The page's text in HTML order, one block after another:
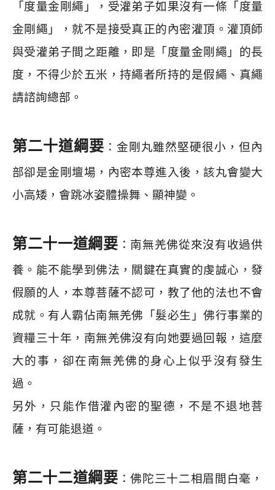
「度量金剛繩」，受灌弟子如果沒有一條「度量
金剛繩」，就不是接受真正的內密灌頂。灌頂師
與受灌弟子間之距離，即是「度量金剛繩」的長
度，不得少於五米，持繩者所持的是假繩、真繩
請諮詢總部。
第二十道綱要 ：金剛丸雖然堅硬很小，但內
部卻是金剛壇場，內密本尊進入後，該丸會變大
小高矮，會跳冰姿體操舞、顯神變。
第二十一道綱要 ：南無羌佛從來沒有收過供
養。能不能學到佛法，關鍵在真實的虔誠心，發
假願的人，本尊菩薩不認可，教了他的法也不會
成就。有人霸佔南無羌佛「髮必生」佛行事業的
資糧三十年，南無羌佛沒有向她要過回報，這麼
大的事，卻在南無羌佛的身心上似乎沒有發生
過。
另外，只能作借灌內密的聖德，不是不退地菩
薩，有可能退道。
第二十二道綱要 ：佛陀三十二相眉間白毫，